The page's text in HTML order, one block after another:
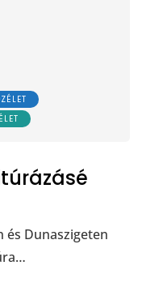
Dunaszigeten